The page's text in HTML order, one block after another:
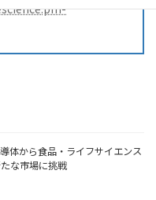
体から食品・ライフサイエンス
な市場に挑戦